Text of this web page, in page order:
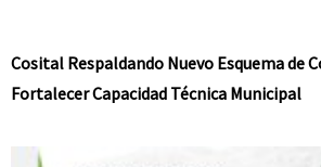
Cosital Respaldando Nuevo Esquema de
Fortalecer Capacidad Técnica Municipal